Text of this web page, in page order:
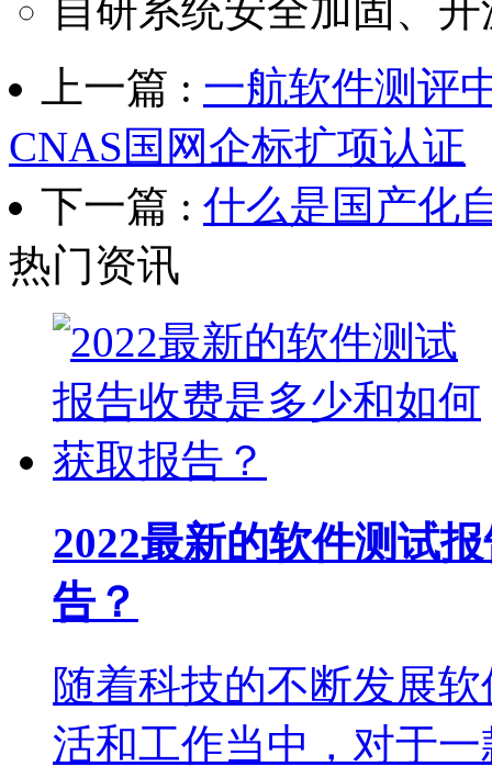
自研系统安全加固、
上一篇 : 一航软件测评
CNAS国网企标扩项认证
下一篇 : 什么是国产化
热门资讯
2022最新的软件测试
告？
随着科技的不断发展
活和工作当中，对于